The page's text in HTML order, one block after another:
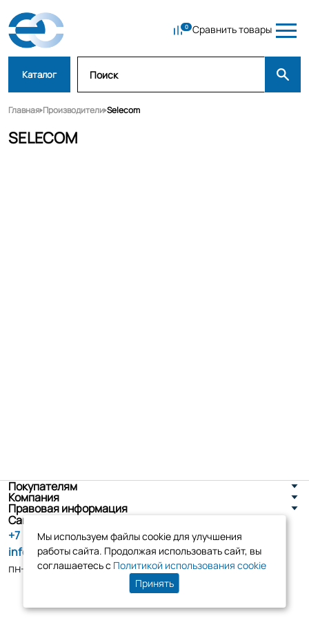
Сравнить товары
Каталог
Главная Производители Selecom
SELECOM
Покупателям
Компания
Правовая информация
Санкт-Петербург, ул. Новоселов д. 8
+7 (800) 555-86-90
info@tk-elko.ru
пн-пт, 10:00 - 18:00
Мы используем файлы cookie для улучшения
работы сайта. Продолжая использовать сайт, вы
соглашаетесь с Политикой использования cookie
Принять